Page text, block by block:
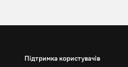
Підтримка користувачів